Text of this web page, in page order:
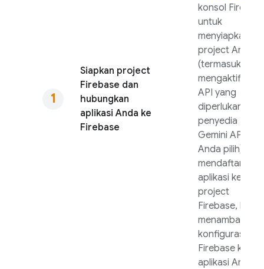
Siapkan project
Firebase dan
hubungkan
aplikasi Anda ke
Firebase
konsol
untuk
menyiapkan
project Anda
(termasuk
mengaktifkan
API yang
diperlukan
penyedia
Gemini API
Anda pilih),
mendaftarkan
aplikasi ke
project
Firebase, lalu
menambahkan
konfigurasi
Firebase ke
aplikasi Anda.